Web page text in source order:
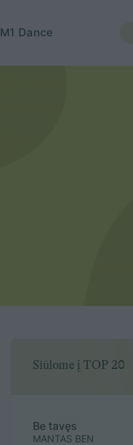
M1 Dance
Siūlome į TOP 20
Be tavęs
MANTAS BEN